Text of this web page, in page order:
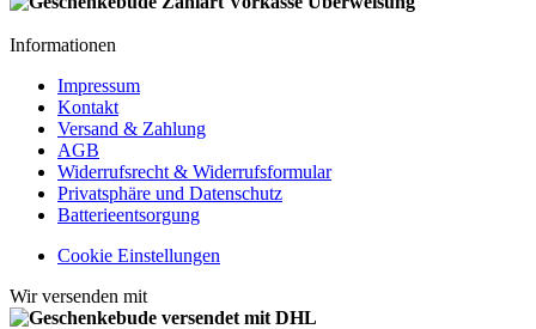
Informationen
Impressum
Kontakt
Versand & Zahlung
AGB
Widerrufsrecht & Widerrufsformular
Privatsphäre und Datenschutz
Batterieentsorgung
Cookie Einstellungen
Wir versenden mit